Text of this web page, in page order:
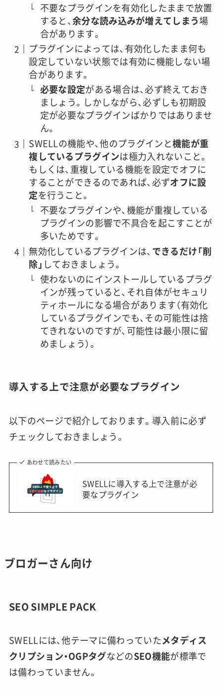
不要なプラグインを有効化したままで放置
すると、余分な読み込みが増えてしまう場
合があります。
プラグインによっては、有効化したまま何も
設定していない状態では有効に機能しない場
合があります。
必要な設定がある場合は、必ず終えておき
ましょう。しかしながら、必ずしも初期設
定が必要なプラグインばかりではありませ
ん。
SWELLの機能や、他のプラグインと機能が重
複しているプラグインは極力入れないこと。
もしくは、重複している機能を設定でオフに
することができるのであれば、必ずオフに設
定を行うこと。
不要なプラグインや、機能が重複している
プラグインの影響で不具合を起こすことが
多いためです。
無効化しているプラグインは、 できるだけ「削
除」 しておきましょう。
使わないのにインストールしているプラグ
インが残っていると、それ自体がセキュリ
ティホールになる場合があります（有効化
しているプラグインでも、その可能性は捨
てきれないのですが、可能性は最小限に留
めましょう）。
導入する上で注意が必要なプラグイン
以下のページで紹介しております。導入前に必ず
チェックしておきましょう。
あわせて読みたい
SWELLに導入する上で注意が必
要なプラグイン
ブロガーさん向け
SEO SIMPLE PACK
SWELLには、他テーマに備わっていたメタディス
クリプション・OGPタグなどのSEO機能が標準で
は備わっていません。